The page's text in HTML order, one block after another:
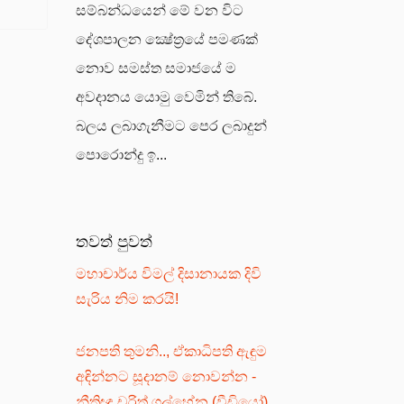
සම්බන්ධයෙන් මේ වන විට
දේශපාලන ක්‍ෂේත්‍රයේ පමණක්
නොව සමස්ත සමාජයේ ම
අවදානය යොමු වෙමින් තිබේ.
බලය ලබාගැනීමට පෙර ලබාදුන්
පොරොන්දු ඉ...
තවත් පුවත්
මහාචාර්ය විමල් දිසානායක දිවි
සැරිය නිම කරයි!
ජනපති තුමනි.., ඒකාධිපති ඇඳුම
අඳින්නට සූදානම් නොවන්න -